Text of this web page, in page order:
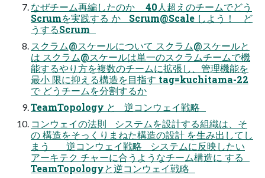
なぜチーム再編したのか 40人超えのチームでどう
Scrumを実践する か Scrum@Scale しよう！ ど
うするScrum
スクラム@スケールについて スクラム@スケールと
は スクラム@スケールは単一のスクラムチームで機
能するやり方を複数のチームに拡張し、管理機能を
最小 限に抑える構造を目指す tag=kuchitama-22
で どうチームを分割するか
TeamTopology と 逆コンウェイ戦略
コンウェイの法則 システムを設計する組織は、そ
の 構造をそっくりまねた構造の設計 を生み出してし
まう 逆コンウェイ戦略 システムに反映したい
アーキテク チャーに合うようなチーム構造に する
TeamTopologyと逆コンウェイ戦略